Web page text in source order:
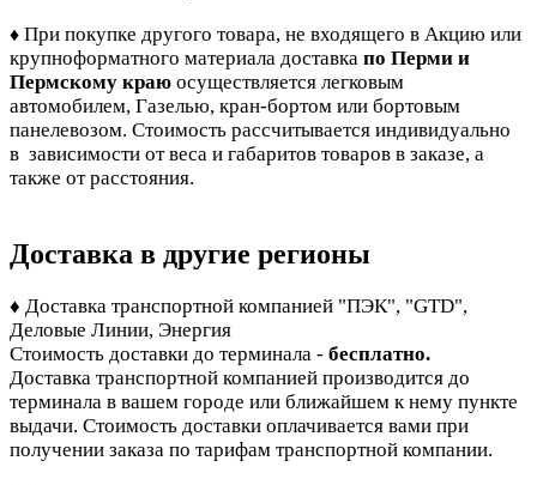
♦ При покупке другого товара, не входящего в Акцию или
крупноформатного материала доставка по Перми и
Пермскому краю осуществляется легковым
автомобилем, Газелью, кран-бортом или бортовым
панелевозом. Стоимость рассчитывается индивидуально
в зависимости от веса и габаритов товаров в заказе, а
также от расстояния.
Доставка в другие регионы
♦ Доставка транспортной компанией "ПЭК", "GTD",
Деловые Линии, Энергия
Стоимость доставки до терминала - бесплатно.
Доставка транспортной компанией производится до
терминала в вашем городе или ближайшем к нему пункте
выдачи. Стоимость доставки оплачивается вами при
получении заказа по тарифам транспортной компании.